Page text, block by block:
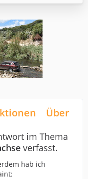
Über
im Thema
verfasst.
hab ich